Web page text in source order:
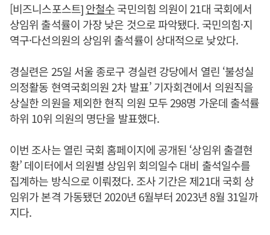
[비즈니스포스트]안철수국민의힘 의원이 21대 국회에서
상임위 출석률이 가장 낮은 것으로 파악됐다. 국민의힘·지
역구·다선의원의 상임위 출석률이 상대적으로 낮았다.
경실련은 25일 서울 종로구 경실련 강당에서 열린 ‘불성실
의정활동 현역국회의원 2차 발표’ 기자회견에서 의원직을
상실한 의원을 제외한 현직 의원 모두 298명 가운데 출석률
하위 10위 의원의 명단을 발표했다.
이번 조사는 열린 국회 홈페이지에 공개된 ‘상임위 출결현
황’ 데이터에서 의원별 상임위 회의일수 대비 출석일수를
집계하는 방식으로 이뤄졌다. 조사 기간은 제21대 국회 상
임위가 본격 가동됐던 2020년 6월부터 2023년 8월 31일까
지다.